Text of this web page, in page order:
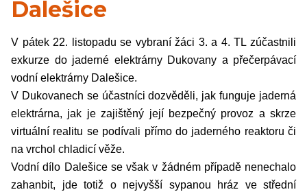
Dalešice
V pátek 22. listopadu se vybraní žáci 3. a 4. TL zúčastnili
exkurze do jaderné elektrárny Dukovany a přečerpávací
vodní elektrárny Dalešice.
V Dukovanech se účastníci dozvěděli, jak funguje jaderná
elektrárna, jak je zajištěný její bezpečný provoz a skrze
virtuální realitu se podívali přímo do jaderného reaktoru či
na vrchol chladicí věže.
Vodní dílo Dalešice se však v žádném případě nenechalo
zahanbit, jde totiž o nejvyšší sypanou hráz ve střední